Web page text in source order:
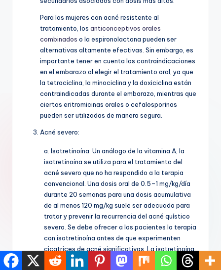
Para las mujeres con acné resistente al
tratamiento, los anticonceptivos orales
combinados o la espironolactona pueden ser
alternativas altamente efectivas. Sin embargo, es
importante tener en cuenta las contraindicaciones
en el embarazo al elegir el tratamiento oral, ya que
la tetraciclina, la minociclina y la doxiciclina están
contraindicadas durante el embarazo, mientras que
ciertas eritromicinas orales o cefalosporinas
pueden ser utilizadas de manera segura.
Acné severo:
a. Isotretinoína: Un análogo de la vitamina A, la
isotretinoína se utiliza para el tratamiento del
acné severo que no ha respondido a la terapia
convencional. Una dosis oral de 0.5–1 mg/kg/día
durante 20 semanas para una dosis acumulativa
de al menos 120 mg/kg suele ser adecuada para
tratar y prevenir la recurrencia del acné quístico
severo. Se debe ofrecer a los pacientes la terapia
con isotretinoína antes de que experimenten
cicatrices de acné significativas. La isotretinoína
está absolutamente contraindicada durante el